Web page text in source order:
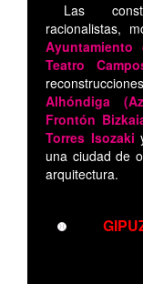
Las
racionalistas,
Teatro
Alhóndiga
Frontón
Torres Isozaki
una ciudad de
arquitectura.